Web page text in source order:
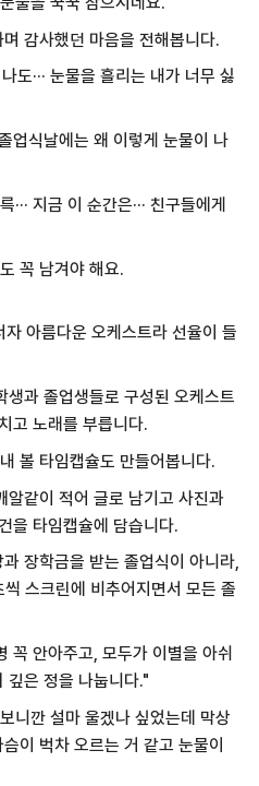
감사했던 마음을 전해봅니다.
나도··· 눈물을 흘리는 내가 너무 싫
업식날에는 왜 이렇게 눈물이 나
지금 이 순간은··· 친구들에게
꼭 남겨야 해요.
아름다운 오케스트라 선율이 들
생과 졸업생들로 구성된 오케스트
고 노래를 부릅니다.
볼 타임캡슐도 만들어봅니다.
같이 적어 글로 남기고 사진과
을 타임캡슐에 담습니다.
장학금을 받는 졸업식이 아니라,
스크린에 비추어지면서 모든 졸
꼭 안아주고, 모두가 이별을 아쉬
깊은 정을 나눕니다."
니깐 설마 울겠나 싶었는데 막상
이 벅차 오르는 거 같고 눈물이